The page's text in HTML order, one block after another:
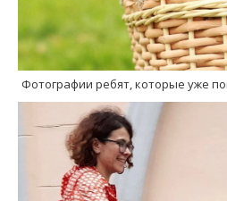
Фотографии ребят, которые уже